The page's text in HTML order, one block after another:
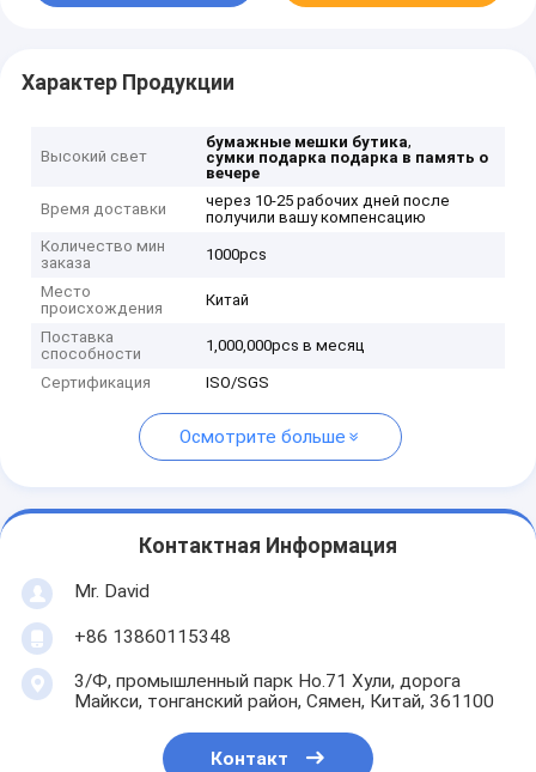
Характер Продукции
Высокий свет
бумажные мешки бутика,
сумки подарка подарка в память о
вечере
Время доставки
через 10-25 рабочих дней после
получили вашу компенсацию
Количество мин
заказа
1000pcs
Место
происхождения
Китай
Поставка
способности
1,000,000pcs в месяц
Сертификация ISO/SGS
Осмотрите больше
Контактная Информация
Mr. David
+86 13860115348
3/Ф, промышленный парк Но.71 Хули, дорога
Майкси, тонганский район, Сямен, Китай, 361100
Контакт